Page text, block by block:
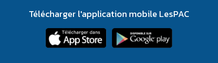
Télécharger l'application mobile LesPAC